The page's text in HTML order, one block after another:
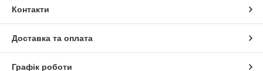
Контакти
Доставка та оплата
Графік роботи